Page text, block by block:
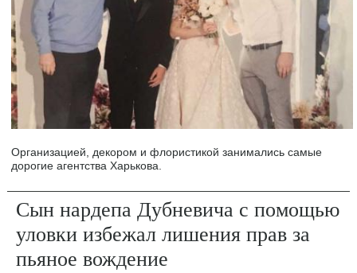
Организацией, декором и флористикой занимались самые
дорогие агентства Харькова.
Сын нардепа Дубневича с помощью
уловки избежал лишения прав за
пьяное вождение